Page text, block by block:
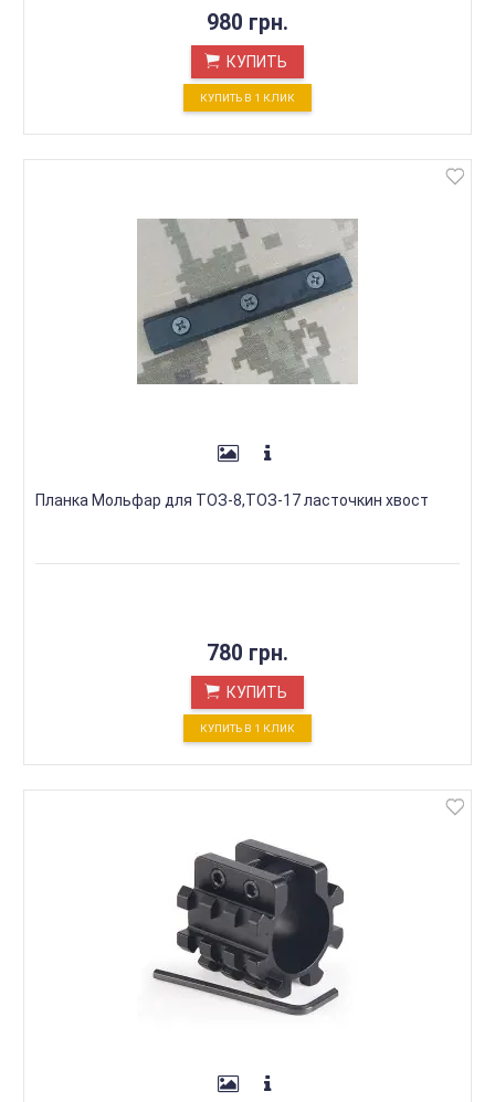
980 грн.
КУПИТЬ
КУПИТЬ В 1 КЛИК
Планка Мольфар для ТОЗ-8,ТОЗ-17 ласточкин хвост
780 грн.
КУПИТЬ
КУПИТЬ В 1 КЛИК